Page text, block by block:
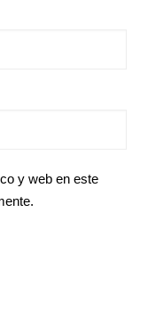
y web en este